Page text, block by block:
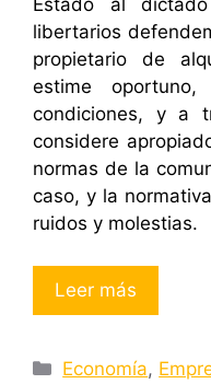
Estado al
libertarios
propietario de
estime
condiciones, y a
considere
normas de la
caso, y la
ruidos y molestias.
Leer más
Categorías
Economía,